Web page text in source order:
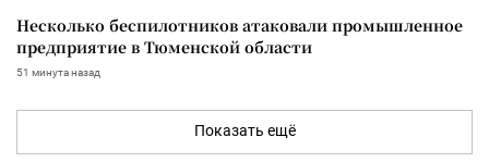
Несколько беспилотников атаковали промышленное
предприятие в Тюменской области
51 минута назад
Показать ещё